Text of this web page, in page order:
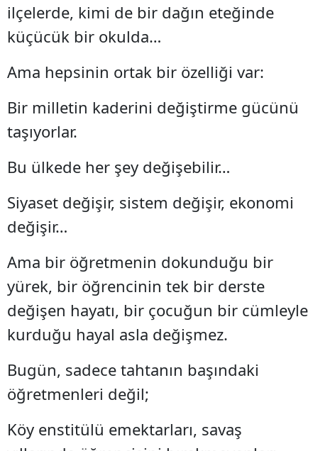
ilçelerde, kimi de bir dağın eteğinde
küçücük bir okulda…
Ama hepsinin ortak bir özelliği var:
Bir milletin kaderini değiştirme gücünü
taşıyorlar.
Bu ülkede her şey değişebilir…
Siyaset değişir, sistem değişir, ekonomi
değişir…
Ama bir öğretmenin dokunduğu bir
yürek, bir öğrencinin tek bir derste
değişen hayatı, bir çocuğun bir cümleyle
kurduğu hayal asla değişmez.
Bugün, sadece tahtanın başındaki
öğretmenleri değil;
Köy enstitülü emektarları, savaş